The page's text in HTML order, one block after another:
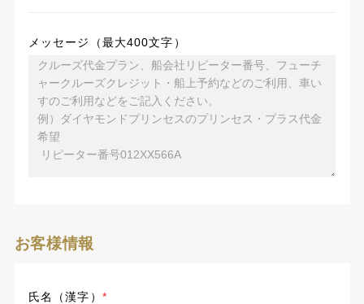
メッセージ（最大400文字）
お客様情報
氏名（漢字） *